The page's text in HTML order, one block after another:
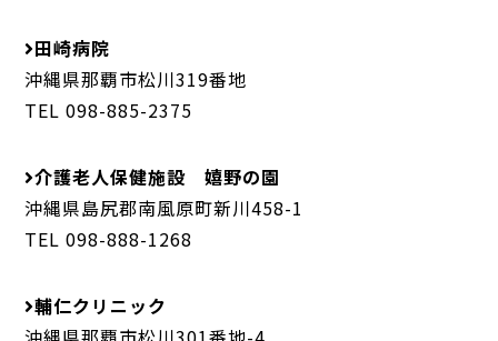
田崎病院
沖縄県那覇市松川319番地
TEL 098-885-2375
介護老人保健施設 嬉野の園
沖縄県島尻郡南風原町新川458-1
TEL 098-888-1268
輔仁クリニック